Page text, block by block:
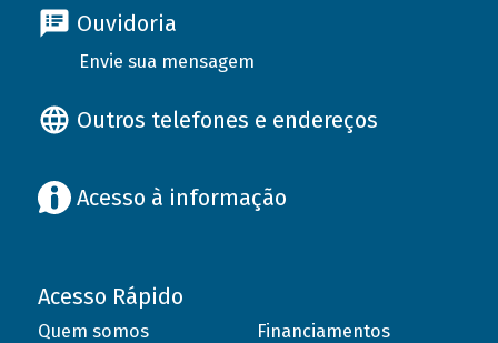
Ouvidoria
Envie sua mensagem
Outros telefones e endereços
Acesso à informação
Acesso Rápido
Quem somos
Financiamentos